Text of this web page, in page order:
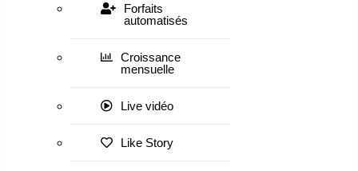
Forfaits
automatisés
Croissance
mensuelle
Live vidéo
Like Story